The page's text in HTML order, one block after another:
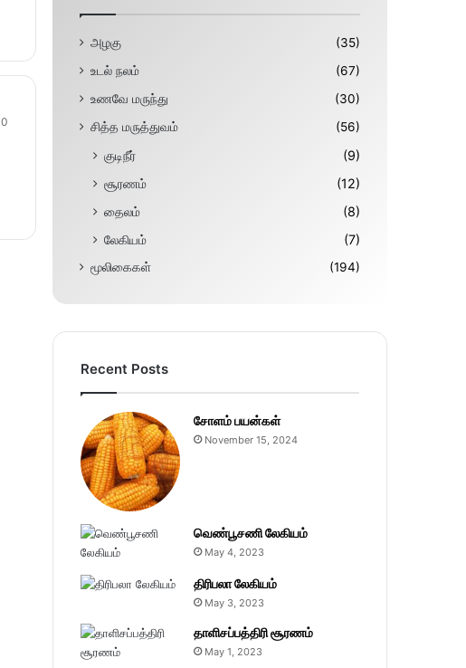
0
அழகு
(35)
உடல் நலம்
(67)
உணவே மருந்து
(30)
சித்த மருத்துவம்
(56)
குடிநீர்
(9)
சூரணம்
(12)
தைலம்
(8)
லேகியம்
(7)
மூலிகைகள் (194)
Recent Posts
சோளம் பயன்கள்
November 15, 2024
வெண்பூசணி லேகியம்
May 4, 2023
திரிபலா லேகியம்
May 3, 2023
தாளிசப்பத்திரி சூரணம்
May 1, 2023